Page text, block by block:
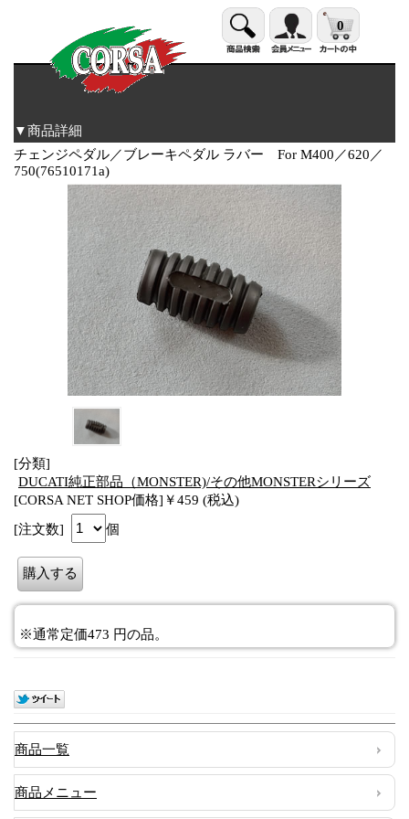
0
▼商品詳細
チェンジペダル／ブレーキペダル ラバー For M400／620／
750(76510171a)
[分類]
DUCATI純正部品（MONSTER)/その他MONSTERシリーズ
[CORSA NET SHOP価格]￥459 (税込)
[注文数]
個
※通常定価473 円の品。
商品一覧
商品メニュー